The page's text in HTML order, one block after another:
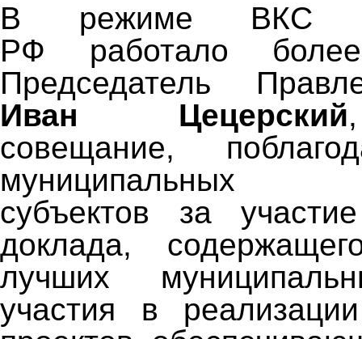
В режиме ВКС в
РФ работало
Председатель
Иван Цецерский
совещание,
муниципальных
субъектов за
доклада,
лучших
участия в